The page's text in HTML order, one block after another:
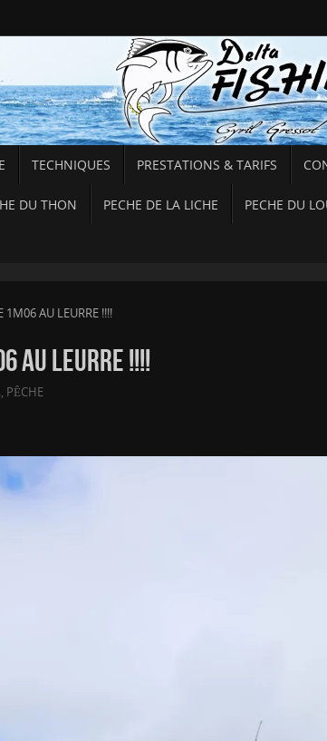
TECHNIQUES PRESTATIONS & TARIFS
DU THON PECHE DE LA LICHE PECHE DU
1M06 AU LEURRE !!!!
AU LEURRE !!!!
, PÊCHE